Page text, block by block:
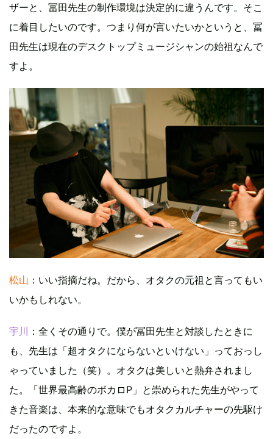
ザーと、冨田先生の制作環境は決定的に違うんです。そこ
に着目したいのです。つまり何が言いたいかというと、冨
田先生は現在のデスクトップミュージシャンの始祖なんで
すよ。
松山 ：いい指摘だね。だから、オタクの元祖と言ってもい
いかもしれない。
宇川 ：全くその通りで。僕が冨田先生と対談したときに
も、先生は「超オタクにならないといけない」っておっし
ゃっていました（笑）。オタクは美しいと熱弁されまし
た。「世界最高齢のボカロP」と崇められた先生がやって
きた音楽は、本来的な意味でもオタクカルチャーの先駆け
だったのですよ。